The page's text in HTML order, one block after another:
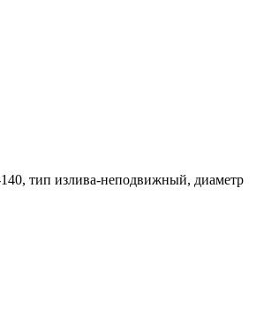
тип излива-неподвижный, диаметр